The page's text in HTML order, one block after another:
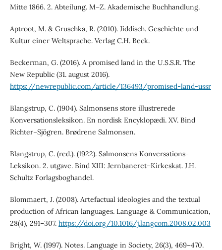
Mitte 1866. 2. Abteilung. M–Z. Akademische Buchhandlung.
Aptroot, M. & Gruschka, R. (2010). Jiddisch. Geschichte und
Kultur einer Weltsprache. Verlag C.H. Beck.
Beckerman, G. (2016). A promised land in the U.S.S.R. The
New Republic (31. august 2016).
https://newrepublic.com/article/136493/promised-land-ussr
Blangstrup, C. (1904). Salmonsens store illustrerede
Konversationsleksikon. En nordisk Encyklopædi. XV. Bind
Richter–Sjögren. Brødrene Salmonsen.
Blangstrup, C. (red.). (1922). Salmonsens Konversations-
Leksikon. 2. utgave. Bind XIII: Jernbaneret–Kirkeskat. J.H.
Schultz Forlagsboghandel.
Blommaert, J. (2008). Artefactual ideologies and the textual
production of African languages. Language & Communication,
28(4), 291–307. https://doi.org/10.1016/j.langcom.2008.02.003
Bright, W. (1997). Notes. Language in Society, 26(3), 469–470.